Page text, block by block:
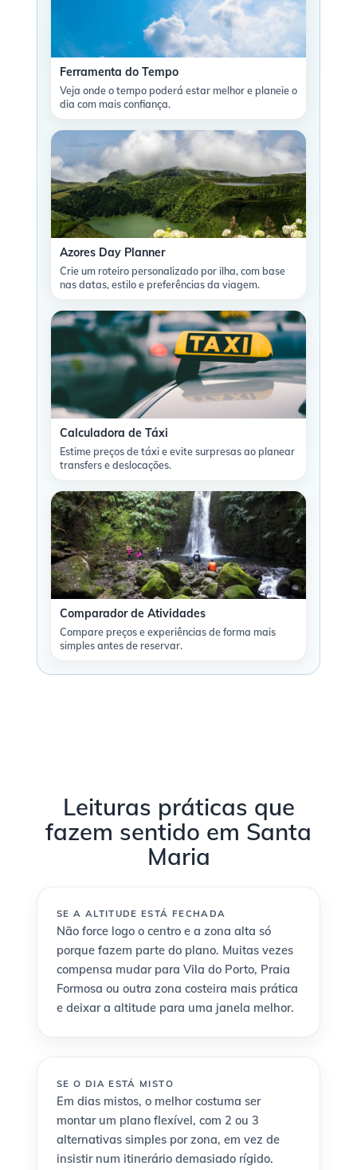
Ferramenta do Tempo
Veja onde o tempo poderá estar melhor e planeie o
dia com mais confiança.
Azores Day Planner
Crie um roteiro personalizado por ilha, com base
nas datas, estilo e preferências da viagem.
Calculadora de Táxi
Estime preços de táxi e evite surpresas ao planear
transfers e deslocações.
Comparador de Atividades
Compare preços e experiências de forma mais
simples antes de reservar.
Leituras práticas que
fazem sentido em Santa
Maria
SE A ALTITUDE ESTÁ FECHADA
Não force logo o centro e a zona alta só
porque fazem parte do plano. Muitas vezes
compensa mudar para Vila do Porto, Praia
Formosa ou outra zona costeira mais prática
e deixar a altitude para uma janela melhor.
SE O DIA ESTÁ MISTO
Em dias mistos, o melhor costuma ser
montar um plano flexível, com 2 ou 3
alternativas simples por zona, em vez de
insistir num itinerário demasiado rígido.